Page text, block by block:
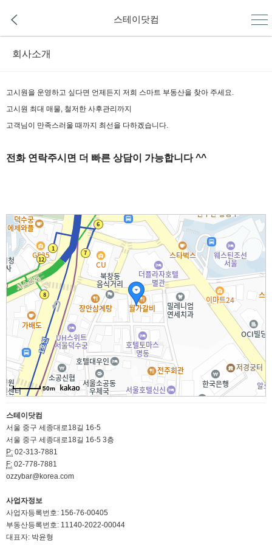
스테이닷컴
회사소개
고시원을 운영하고 싶다면 언제든지 저희 스마트 부동산을 찾아 주세요.
고시원 최대 매물, 철저한 사후관리까지
고객님이 만족스러울 때까지 최선을 다하겠습니다.
전화 연락주시면 더 빠른 상담이 가능합니다 ^^
50m
스테이닷컴
서울 중구 세종대로18길 16-5
서울 중구 세종대로18길 16-5 3층
P: 02-313-7881
F: 02-778-7881
ozzybar@korea.com
사업자정보
사업자등록번호: 156-76-00405
부동산등록번호: 11140-2022-00044
대표자: 박윤형